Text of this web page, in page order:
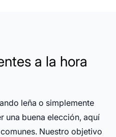
a la hora
leña o simplemente
una buena elección, aquí
Nuestro objetivo